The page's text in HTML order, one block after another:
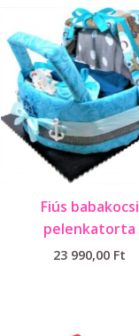
Fiús babakocsi
pelenkatorta
23 990,00 Ft